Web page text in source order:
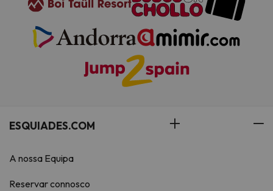
ESQUIADES.COM
A nossa Equipa
Reservar connosco